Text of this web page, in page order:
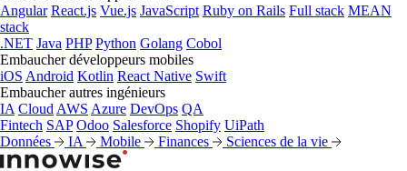
Angular React.js Vue.js JavaScript Ruby on Rails Full stack MEAN
stack
.NET Java PHP Python Golang Cobol
Embaucher développeurs mobiles
iOS Android Kotlin React Native Swift
Embaucher autres ingénieurs
IA Cloud AWS Azure DevOps QA
Fintech SAP Odoo Salesforce Shopify UiPath
Données
IA Mobile Finances Sciences de la vie